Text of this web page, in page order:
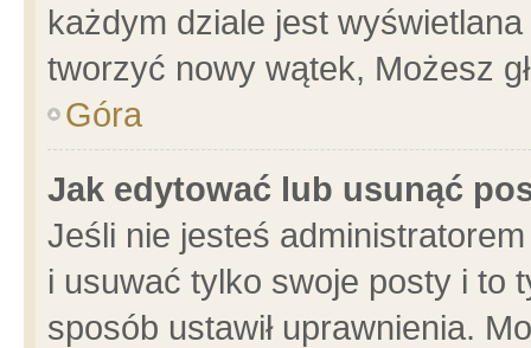
każdym dziale jest
tworzyć nowy wątek, Możesz
Góra
Jak edytować lub usunąć
Jeśli nie jesteś
i usuwać tylko swoje posty i to
sposób ustawił uprawnienia.